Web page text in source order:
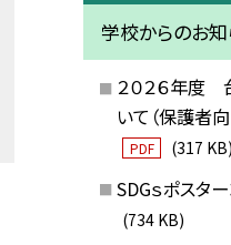
学校からのお
２０２６年度
いて（保護者
PDF (317 KB)
SDGｓポスタ
(734 KB)